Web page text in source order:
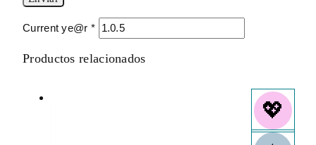
Current ye@r *
Productos relacionados